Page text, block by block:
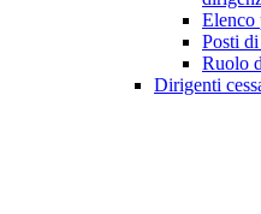
Elenco
Posti
Ruolo
Dirigenti